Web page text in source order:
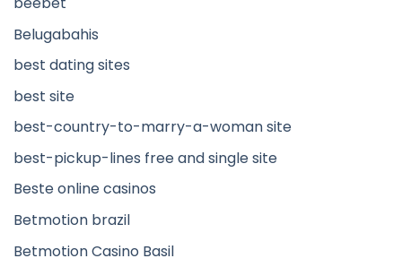
Belugabahis
best dating sites
best site
best-country-to-marry-a-woman site
best-pickup-lines free and single site
Beste online casinos
Betmotion brazil
Betmotion Casino Basil